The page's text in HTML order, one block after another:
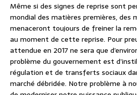
Même si des signes de reprise sont
mondial des matières premières, des
menaceront toujours de freiner la
au moment de cette reprise. Pour
attendue en 2017 ne sera que
problème du gouvernement est
régulation et de transferts sociaux
marché débridée. Notre problème à